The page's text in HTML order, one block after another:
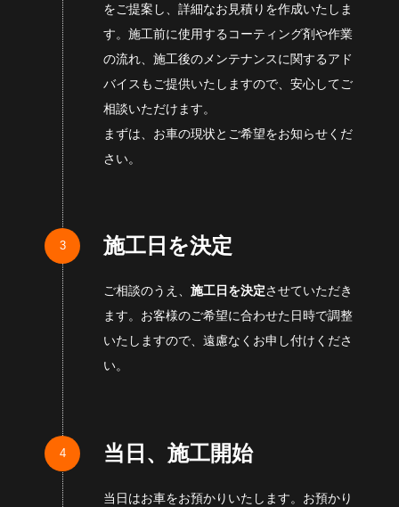
をご提案し、詳細なお見積りを作成いたしま
す。施工前に使用するコーティング剤や作業
の流れ、施工後のメンテナンスに関するアド
バイスもご提供いたしますので、安心してご
相談いただけます。
まずは、お車の現状とご希望をお知らせくだ
さい。
施工日を決定
ご相談のうえ、 施工日を決定させていただき
ます。お客様のご希望に合わせた日時で調整
いたしますので、遠慮なくお申し付けくださ
い。
当日、施工開始
当日はお車をお預かりいたします。お預かり